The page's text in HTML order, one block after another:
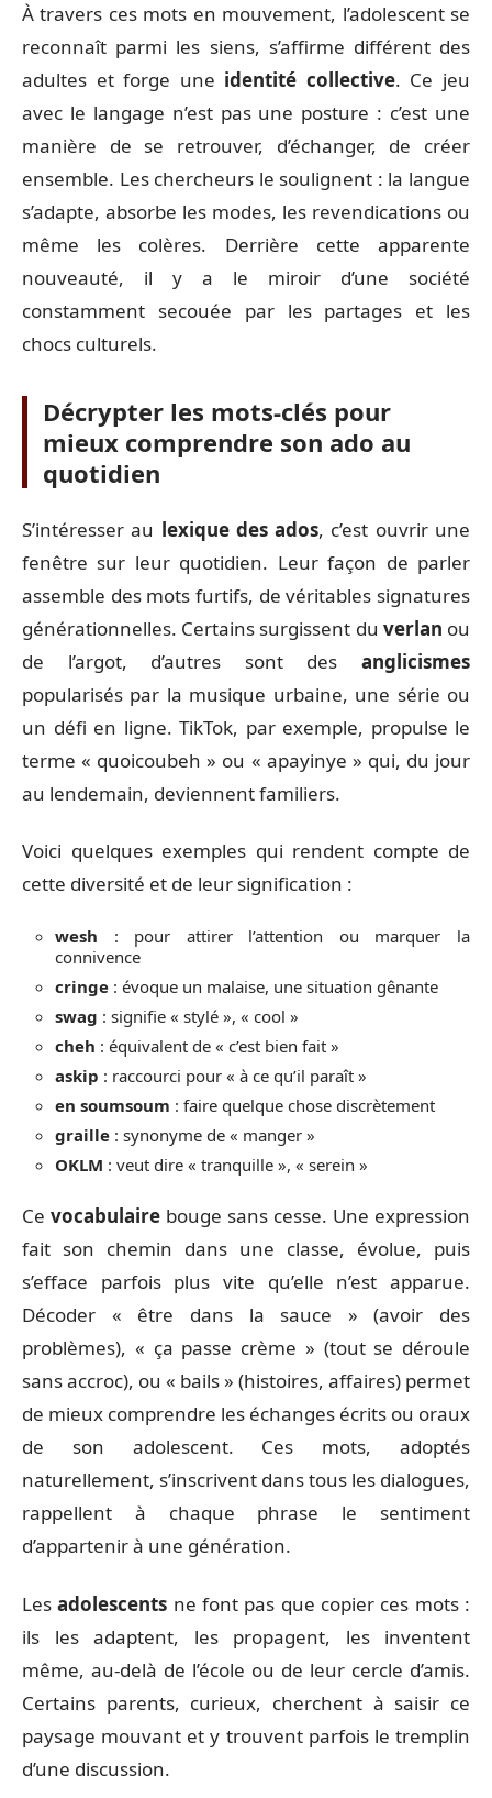
À travers ces mots en mouvement, l’adolescent se
reconnaît parmi les siens, s’affirme différent des
adultes et forge une identité collective. Ce jeu
avec le langage n’est pas une posture : c’est une
manière de se retrouver, d’échanger, de créer
ensemble. Les chercheurs le soulignent : la langue
s’adapte, absorbe les modes, les revendications ou
même les colères. Derrière cette apparente
nouveauté, il y a le miroir d’une société
constamment secouée par les partages et les
chocs culturels.
Décrypter les mots-clés pour
mieux comprendre son ado au
quotidien
S’intéresser au lexique des ados, c’est ouvrir une
fenêtre sur leur quotidien. Leur façon de parler
assemble des mots furtifs, de véritables signatures
générationnelles. Certains surgissent du verlan ou
de l’argot, d’autres sont des anglicismes
popularisés par la musique urbaine, une série ou
un défi en ligne. TikTok, par exemple, propulse le
terme « quoicoubeh » ou « apayinye » qui, du jour
au lendemain, deviennent familiers.
Voici quelques exemples qui rendent compte de
cette diversité et de leur signification :
wesh : pour attirer l’attention ou marquer la
connivence
cringe : évoque un malaise, une situation gênante
swag : signifie « stylé », « cool »
cheh : équivalent de « c’est bien fait »
askip : raccourci pour « à ce qu’il paraît »
en soumsoum : faire quelque chose discrètement
graille : synonyme de « manger »
OKLM : veut dire « tranquille », « serein »
Ce vocabulaire bouge sans cesse. Une expression
fait son chemin dans une classe, évolue, puis
s’efface parfois plus vite qu’elle n’est apparue.
Décoder « être dans la sauce » (avoir des
problèmes), « ça passe crème » (tout se déroule
sans accroc), ou « bails » (histoires, affaires) permet
de mieux comprendre les échanges écrits ou oraux
de son adolescent. Ces mots, adoptés
naturellement, s’inscrivent dans tous les dialogues,
rappellent à chaque phrase le sentiment
d’appartenir à une génération.
Lesadolescents ne font pas que copier ces mots :
ils les adaptent, les propagent, les inventent
même, au-delà de l’école ou de leur cercle d’amis.
Certains parents, curieux, cherchent à saisir ce
paysage mouvant et y trouvent parfois le tremplin
d’une discussion.